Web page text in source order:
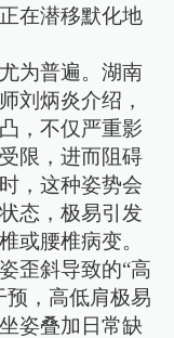
在潜移默化地
为普遍。湖南
刘炳炎介绍，
，不仅严重影
限，进而阻碍
，这种姿势会
态，极易引发
或腰椎病变。
歪斜导致的“高
预，高低肩极易
姿叠加日常缺